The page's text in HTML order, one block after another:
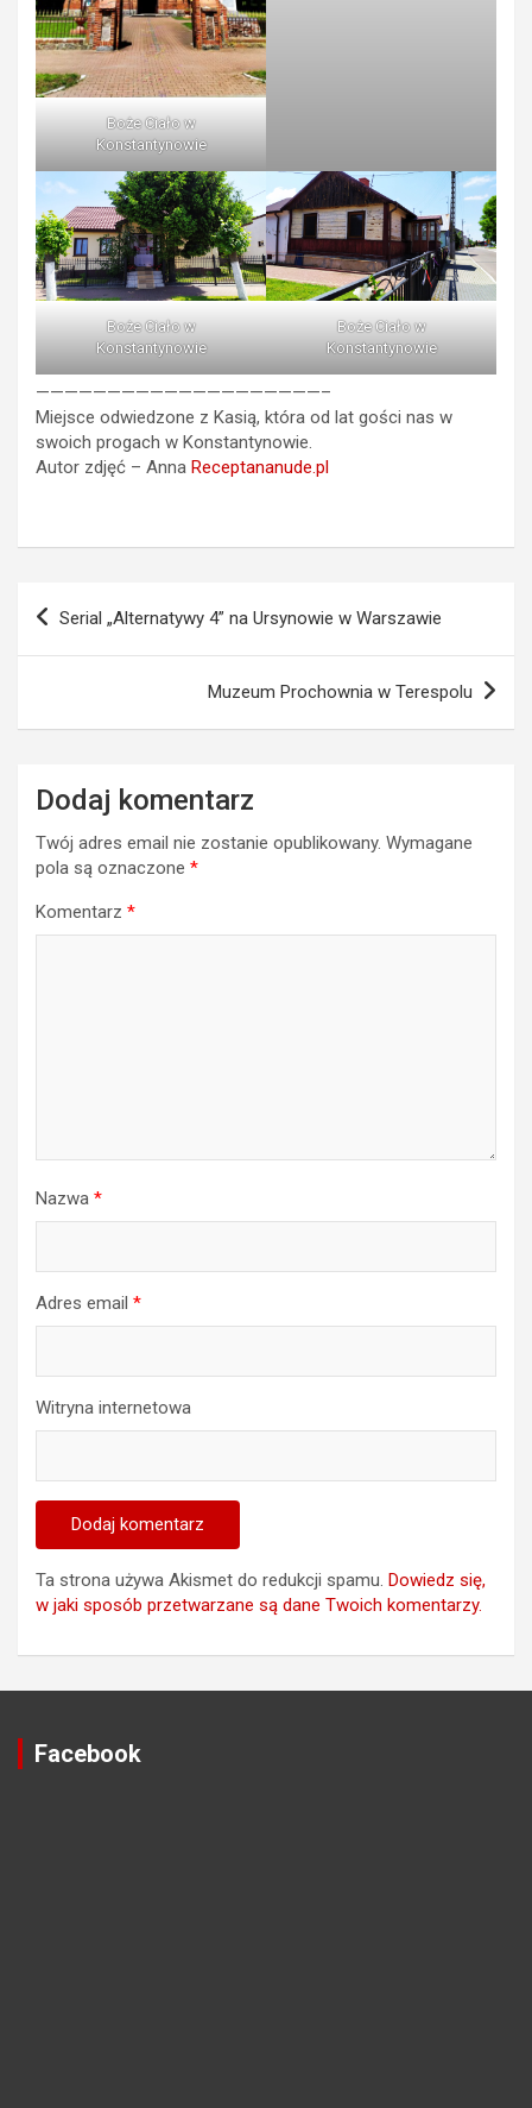
Boże Ciało w
Konstantynowie
Boże Ciało w
Konstantynowie
Boże Ciało w
Konstantynowie
————————————————————–
Miejsce odwiedzone z Kasią, która od lat gości nas w
swoich progach w Konstantynowie.
Autor zdjęć – Anna Receptananude.pl
Nawigacja
Serial „Alternatywy 4” na Ursynowie w Warszawie
Muzeum Prochownia w Terespolu
Dodaj komentarz
Twój adres email nie zostanie opublikowany. Wymagane
pola są oznaczone *
Komentarz *
Nazwa *
Adres email *
Witryna internetowa
Ta strona używa Akismet do redukcji spamu. Dowiedz się,
w jaki sposób przetwarzane są dane Twoich komentarzy.
Facebook